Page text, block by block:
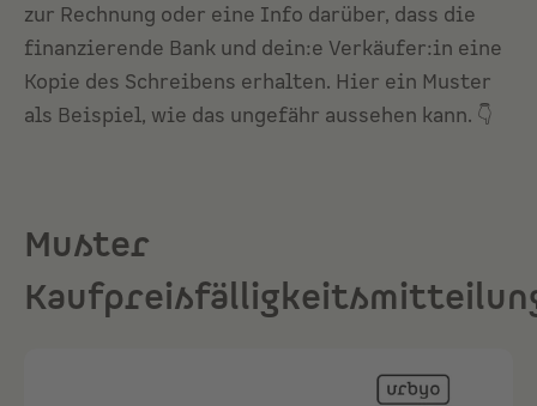
zur Rechnung oder eine Info darüber, dass die
finanzierende Bank und dein:e Verkäufer:in eine
Kopie des Schreibens erhalten. Hier ein Muster
als Beispiel, wie das ungefähr aussehen kann. 👇
Muster